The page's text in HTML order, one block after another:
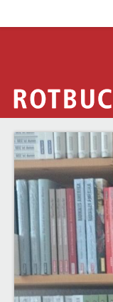
ROTBUCH
LAURA VON